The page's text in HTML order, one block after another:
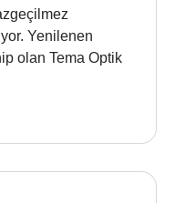
Yenilenen
olan Tema Optik